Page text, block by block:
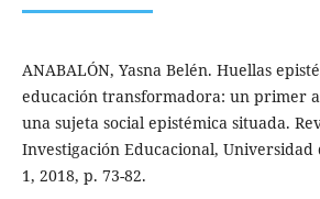
ANABALÓN, Yasna Belén. Huellas
educación transformadora: un primer
una sujeta social epistémica situada.
Investigación Educacional, Universidad
1, 2018, p. 73-82.